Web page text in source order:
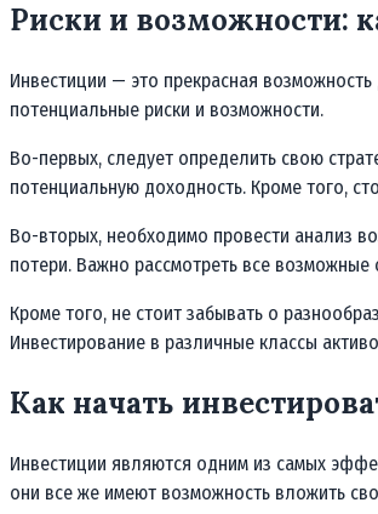
Риски и возможности:
Инвестиции — это прекрасная
потенциальные риски и возможности.
Во-первых, следует определить свою
потенциальную доходность. Кроме того,
Во-вторых, необходимо провести анализ
потери. Важно рассмотреть все
Кроме того, не стоит забывать о
Инвестирование в различные классы
Как начать
Инвестиции являются одним из самых
они все же имеют возможность вложить